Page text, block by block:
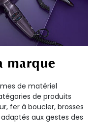
marque
de matériel
de produits
fer à boucler, brosses
aux gestes des